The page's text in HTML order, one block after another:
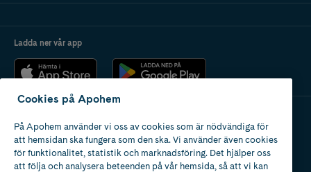
Ladda ner vår app
Apotek med tillstånd
av Läkemedelsverket
Cookies på Apohem
På Apohem använder vi oss av cookies som är nödvändiga för
att hemsidan ska fungera som den ska. Vi använder även cookies
för funktionalitet, statistik och marknadsföring. Det hjälper oss
att följa och analysera beteenden på vår hemsida, så att vi kan